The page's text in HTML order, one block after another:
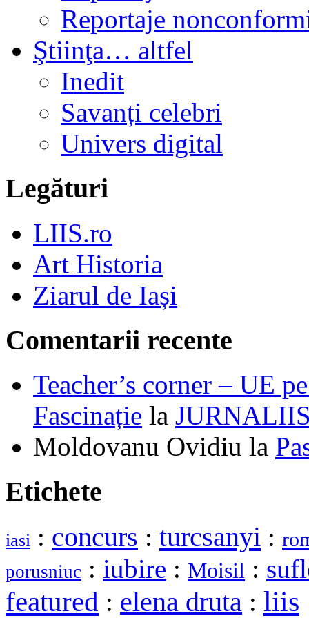
Reportaje
Ştiinţa… altfel
Inedit
Savanți celebri
Univers digital
Legături
LIIS.ro
Art Historia
Ziarul de Iași
Comentarii recente
Teacher’s corner – UE
Fascinație la
Moldovanu Ovidiu la
Etichete
iasi : concurs : turcsanyi :
porusniuc : iubire : Moisil :
featured : elena druta : liis